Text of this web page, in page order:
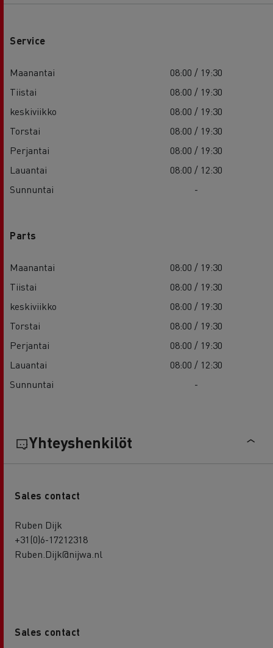
Service
Maanantai
08:00 / 19:30
Tiistai
08:00 / 19:30
keskiviikko
08:00 / 19:30
Torstai
08:00 / 19:30
Perjantai
08:00 / 19:30
Lauantai
08:00 / 12:30
Sunnuntai
-
Parts
Maanantai
08:00 / 19:30
Tiistai
08:00 / 19:30
keskiviikko
08:00 / 19:30
Torstai
08:00 / 19:30
Perjantai
08:00 / 19:30
Lauantai
08:00 / 12:30
Sunnuntai
-
Yhteyshenkilöt
Sales contact
Ruben Dijk
+31(0)6-17212318
Ruben.Dijk@nijwa.nl
Sales contact